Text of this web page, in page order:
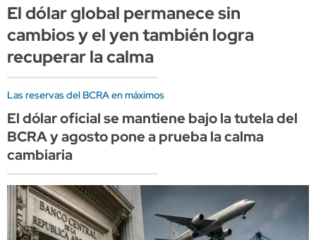
El dólar global permanece sin
cambios y el yen también logra
recuperar la calma
Las reservas del BCRA en máximos
El dólar oficial se mantiene bajo la tutela del
BCRA y agosto pone a prueba la calma
cambiaria